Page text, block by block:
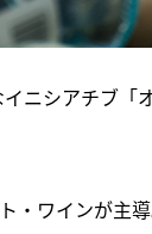
ニシアチブ「
・ワインが主